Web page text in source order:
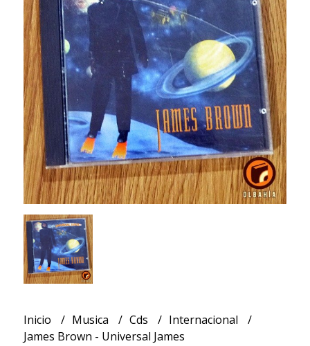
Inicio Musica Cds
Internacional
James Brown - Universal James